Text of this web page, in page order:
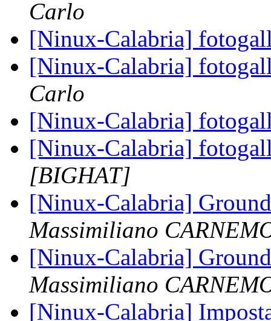
Carlo
[Ninux-Calabria]
[Ninux-Calabria]
Carlo
[Ninux-Calabria]
[Ninux-Calabria]
[BIGHAT]
[Ninux-Calabria]
Massimiliano
[Ninux-Calabria]
Massimiliano
[Ninux-Calabria]